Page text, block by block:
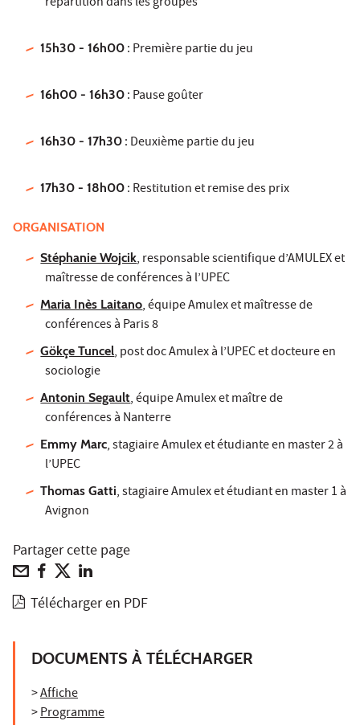
15h30 - 16h00 : Première partie du jeu
16h00 - 16h30 : Pause goûter
16h30 - 17h30 : Deuxième partie du jeu
17h30 - 18h00 : Restitution et remise des prix
ORGANISATION
Stéphanie Wojcik, responsable scientifique d’AMULEX et
maîtresse de conférences à l’UPEC
Maria Inès Laitano, équipe Amulex et maîtresse de
conférences à Paris 8
Gökçe Tuncel, post doc Amulex à l’UPEC et docteure en
sociologie
Antonin Segault, équipe Amulex et maître de
conférences à Nanterre
Emmy Marc, stagiaire Amulex et étudiante en master 2 à
l’UPEC
Thomas Gatti, stagiaire Amulex et étudiant en master 1 à
Avignon
Partager cette page
Télécharger en PDF
DOCUMENTS À TÉLÉCHARGER
>Affiche
>Programme